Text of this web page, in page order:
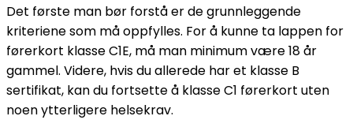
Det første man bør forstå er de grunnleggende
kriteriene som må oppfylles. For å kunne ta lappen for
førerkort klasse C1E, må man minimum være 18 år
gammel. Videre, hvis du allerede har et klasse B
sertifikat, kan du fortsette å klasse C1 førerkort uten
noen ytterligere helsekrav.